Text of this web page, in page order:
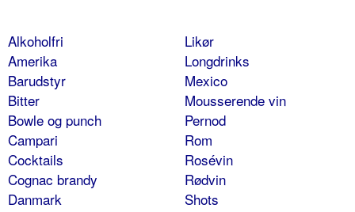
Alkoholfri
Amerika
Barudstyr
Bitter
Bowle og punch
Campari
Cocktails
Cognac brandy
Danmark
Likør
Longdrinks
Mexico
Mousserende vin
Pernod
Rom
Rosévin
Rødvin
Shots